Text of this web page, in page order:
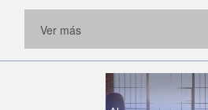
Ver más